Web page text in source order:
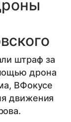
штраф за
дрона
ВФокусе
движения